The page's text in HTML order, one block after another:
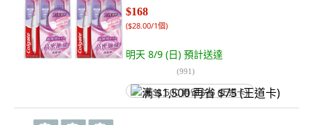
$168
($28.00/1個)
明天 8/9 (日) 預計送達
(991)
满 $1,500 再省 $75 (王道卡)